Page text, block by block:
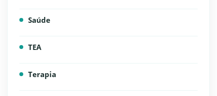
Saúde
TEA
Terapia